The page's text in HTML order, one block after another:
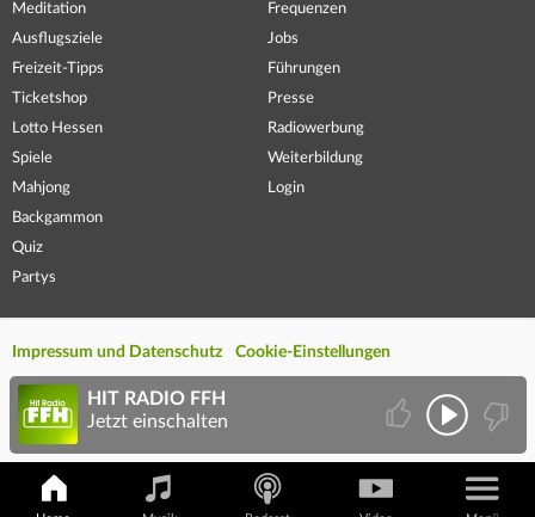
Meditation
Ausflugsziele
Freizeit-Tipps
Ticketshop
Lotto Hessen
Spiele
Mahjong
Backgammon
Quiz
Partys
Frequenzen
Jobs
Führungen
Presse
Radiowerbung
Weiterbildung
Login
Impressum und Datenschutz Cookie-Einstellungen
HIT RADIO FFH
Jetzt einschalten